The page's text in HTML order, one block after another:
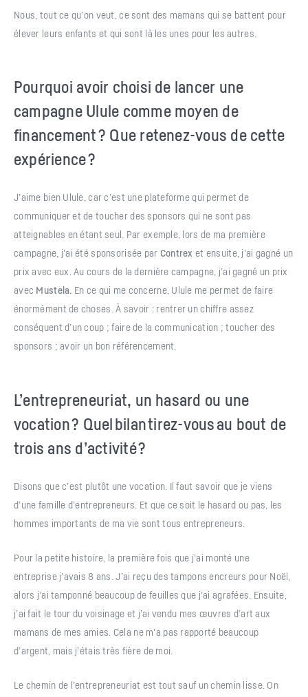
Nous, tout ce qu’on veut, ce sont des mamans qui se battent pour
élever leurs enfants et qui sont là les unes pour les autres.
Pourquoi avoir choisi de lancer une
campagne Ulule comme moyen de
financement ? Que retenez-vous de cette
expérience ?
J’aime bien Ulule, car c’est une plateforme qui permet de
communiquer et de toucher des sponsors qui ne sont pas
atteignables en étant seul. Par exemple, lors de ma première
campagne, j’ai été sponsorisée par Contrex et ensuite, j’ai gagné un
prix avec eux. Au cours de la dernière campagne, j’ai gagné un prix
avec Mustela. En ce qui me concerne, Ulule me permet de faire
énormément de choses. À savoir : rentrer un chiffre assez
conséquent d’un coup ; faire de la communication ; toucher des
sponsors ; avoir un bon référencement.
L’entrepreneuriat, un hasard ou une
vocation ? Quel bilan tirez-vous au bout de
trois ans d’activité ?
Disons que c’est plutôt une vocation. Il faut savoir que je viens
d’une famille d’entrepreneurs. Et que ce soit le hasard ou pas, les
hommes importants de ma vie sont tous entrepreneurs.
Pour la petite histoire, la première fois que j’ai monté une
entreprise j’avais 8 ans. J’ai reçu des tampons encreurs pour Noël,
alors j’ai tamponné beaucoup de feuilles que j’ai agrafées. Ensuite,
j’ai fait le tour du voisinage et j’ai vendu mes œuvres d’art aux
mamans de mes amies. Cela ne m’a pas rapporté beaucoup
d’argent, mais j’étais très fière de moi.
Le chemin de l’entrepreneuriat est tout sauf un chemin lisse. On